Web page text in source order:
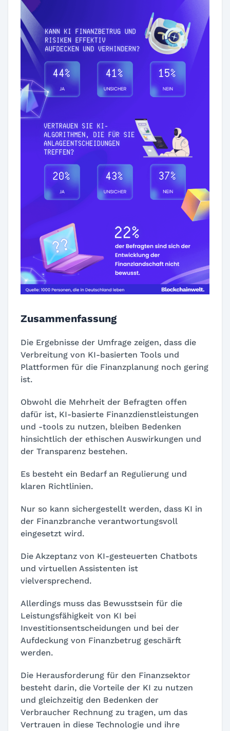
Zusammenfassung
Die Ergebnisse der Umfrage zeigen, dass die
Verbreitung von KI-basierten Tools und
Plattformen für die Finanzplanung noch gering
ist.
Obwohl die Mehrheit der Befragten offen
dafür ist, KI-basierte Finanzdienstleistungen
und -tools zu nutzen, bleiben Bedenken
hinsichtlich der ethischen Auswirkungen und
der Transparenz bestehen.
Es besteht ein Bedarf an Regulierung und
klaren Richtlinien.
Nur so kann sichergestellt werden, dass KI in
der Finanzbranche verantwortungsvoll
eingesetzt wird.
Die Akzeptanz von KI-gesteuerten Chatbots
und virtuellen Assistenten ist
vielversprechend.
Allerdings muss das Bewusstsein für die
Leistungsfähigkeit von KI bei
Investitionsentscheidungen und bei der
Aufdeckung von Finanzbetrug geschärft
werden.
Die Herausforderung für den Finanzsektor
besteht darin, die Vorteile der KI zu nutzen
und gleichzeitig den Bedenken der
Verbraucher Rechnung zu tragen, um das
Vertrauen in diese Technologie und ihre